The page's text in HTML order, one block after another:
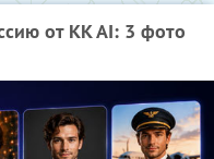
от KK AI: 3 фото